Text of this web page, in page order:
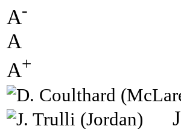
A-
A
A+